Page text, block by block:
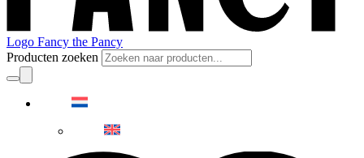
Logo Fancy the Pancy
Producten zoeken